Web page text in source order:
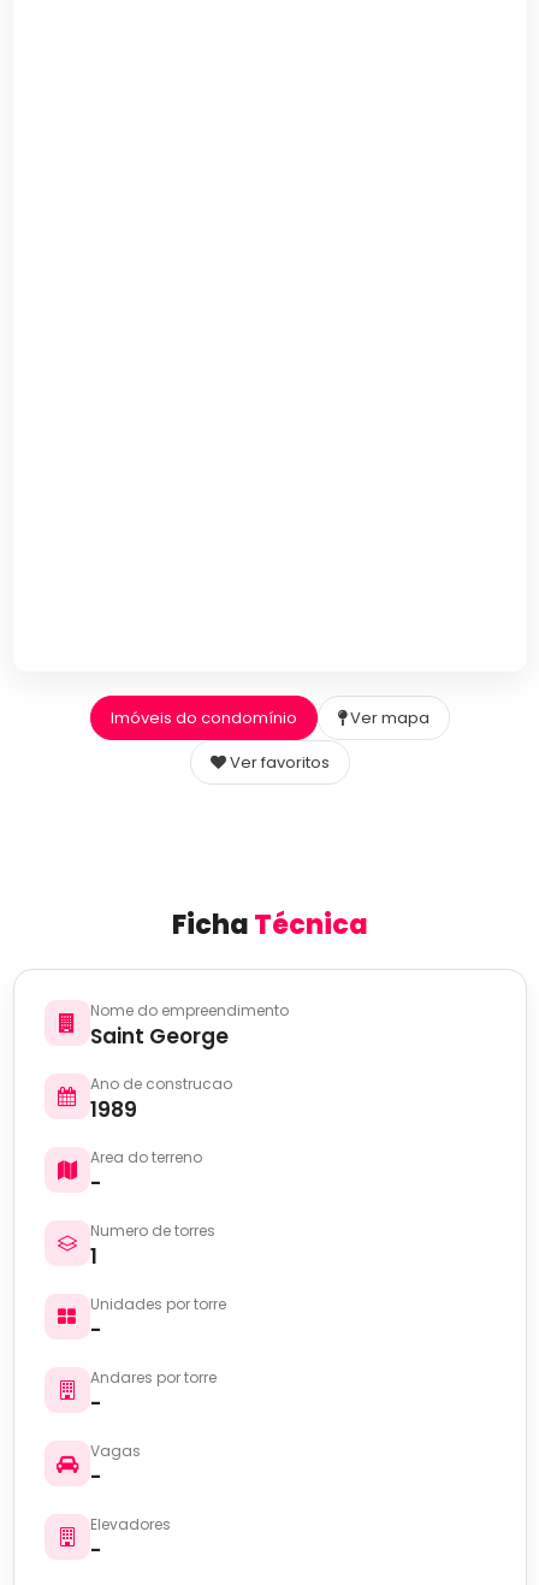
Imóveis do condomínio
Ver mapa
Ver favoritos
FichaTécnica
Nome do empreendimento
Saint George
Ano de construcao
1989
Area do terreno
-
Numero de torres
1
Unidades por torre
-
Andares por torre
-
Vagas
-
Elevadores
-